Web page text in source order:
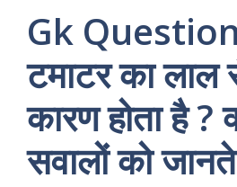
Gk
टमाटर का
कारण होता है
सवालों को